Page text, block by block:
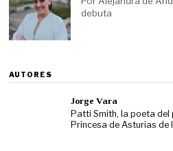
debuta
AUTORES
Jorge Vara
Patti Smith, la poeta del
Princesa de Asturias